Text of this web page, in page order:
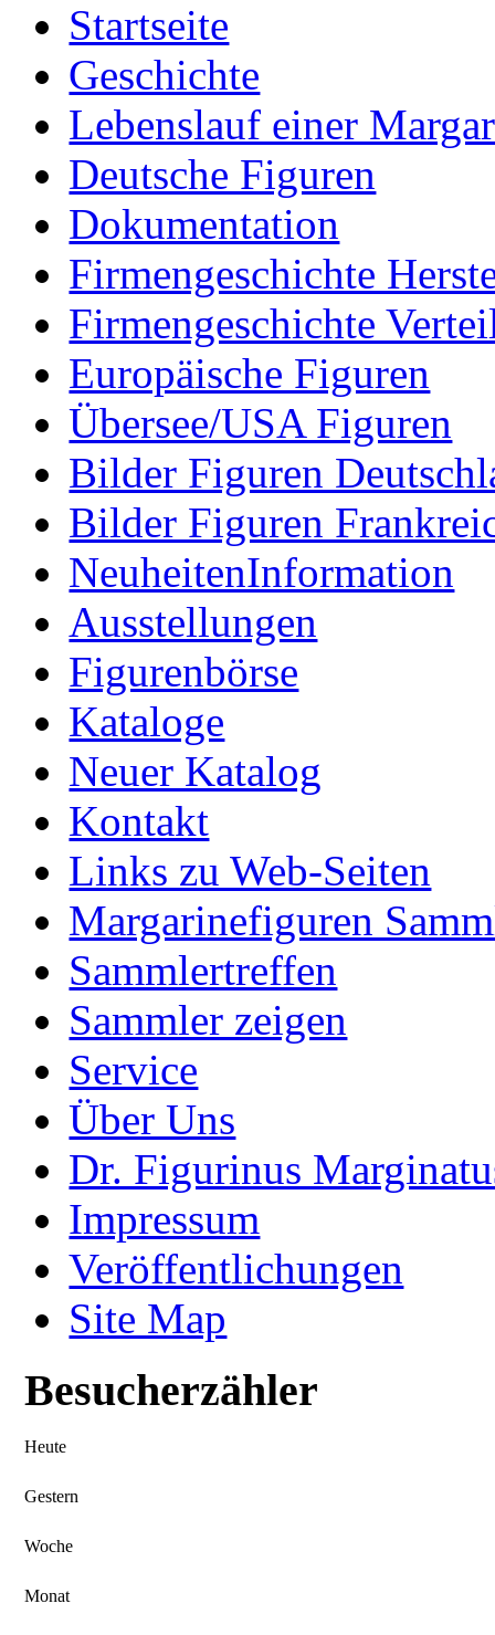
Startseite
Geschichte
Lebenslauf einer
Deutsche Figuren
Dokumentation
Firmengeschichte
Firmengeschichte
Europäische Figuren
Übersee/USA Figuren
Bilder Figuren
Bilder Figuren
NeuheitenInformation
Ausstellungen
Figurenbörse
Kataloge
Neuer Katalog
Kontakt
Links zu Web-Seiten
Margarinefiguren
Sammlertreffen
Sammler zeigen
Service
Über Uns
Dr. Figurinus
Impressum
Veröffentlichungen
Site Map
Besucherzähler
Heute
Gestern
Woche
Monat